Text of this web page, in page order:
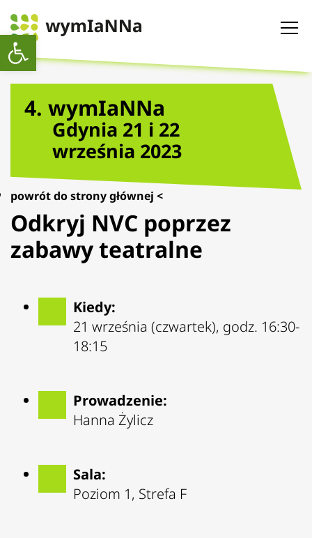
Open toolbar
4. wymIaNNa
Gdynia 21 i 22
września 2023
powrót do strony głównej <
Odkryj NVC poprzez
zabawy teatralne
Kiedy:
21 września (czwartek), godz. 16:30-
18:15
Prowadzenie:
Hanna Żylicz
Sala:
Poziom 1, Strefa F